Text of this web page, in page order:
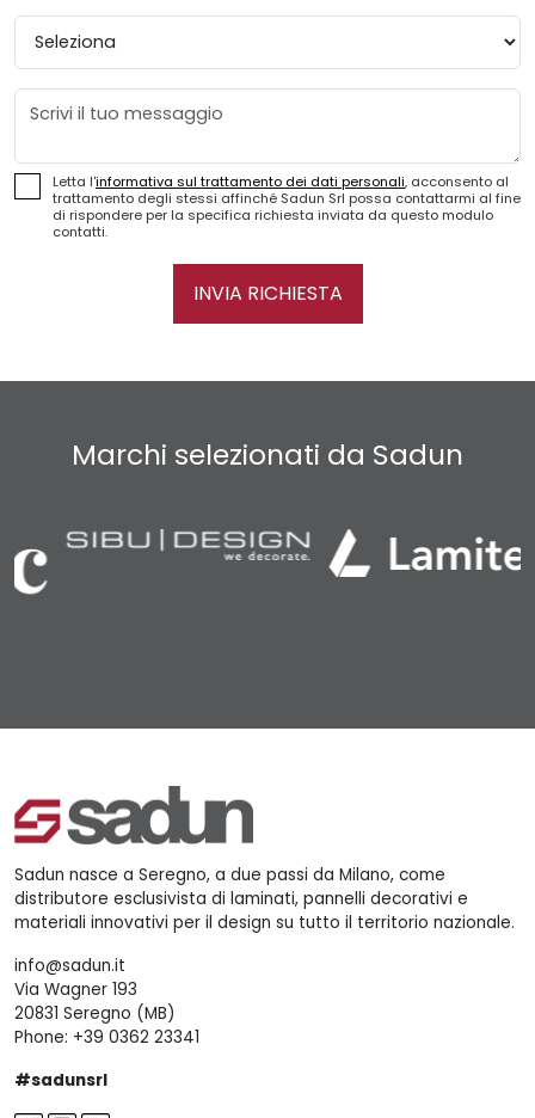
Provincia
Messaggio
Letta l'informativa sul trattamento dei dati personali, acconsento al
trattamento degli stessi affinché Sadun Srl possa contattarmi al fine
di rispondere per la specifica richiesta inviata da questo modulo
contatti.
INVIA RICHIESTA
Marchi selezionati da Sadun
Sadun nasce a Seregno, a due passi da Milano, come
distributore esclusivista di laminati, pannelli decorativi e
materiali innovativi per il design su tutto il territorio nazionale.
info@sadun.it
Via Wagner 193
20831 Seregno (MB)
Phone: +39 0362 23341
#sadunsrl